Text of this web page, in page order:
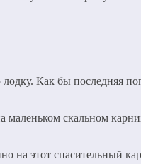
Как бы последняя
маленьком скальном
на этот спасительный